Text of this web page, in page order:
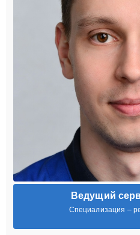
Ведущий
Специализация –